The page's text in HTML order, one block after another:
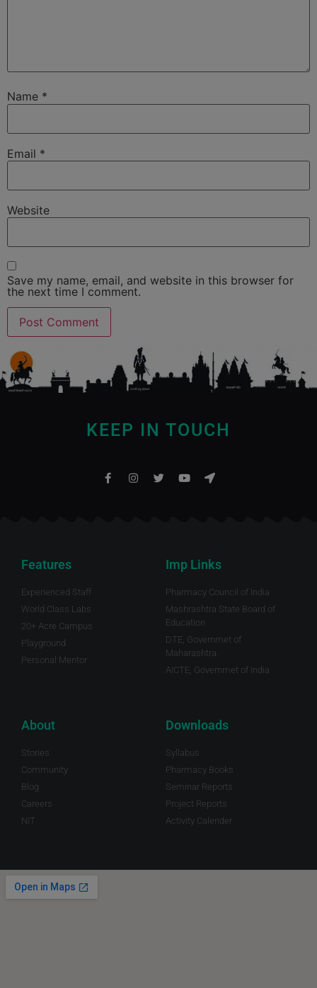
Name *
Email *
Website
Save my name, email, and website in this browser for
the next time I comment.
KEEP IN TOUCH
Features
Experienced Staff
World Class Labs
20+ Acre Campus
Playground
Personal Mentor
Imp Links
Pharmacy Council of India
Mashrashtra State Board of
Education
DTE, Governmet of
Maharashtra.
AICTE, Governmet of India
About
Stories
Community
Blog
Careers
NIT
Downloads
Syllabus
Pharmacy Books
Seminar Reports
Project Reports
Activity Calender